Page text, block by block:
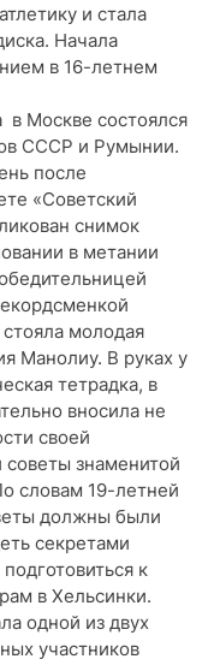
и стала
Начала
в 16-летнем
в Москве состоялся
СССР и Румынии.
после
«Советский
снимок
в метании
молодая
Манолиу. В руках у
тетрадка, в
вносила не
своей
знаменитой
словам 19-летней
должны были
секретами
к
в Хельсинки.
одной из двух
участников